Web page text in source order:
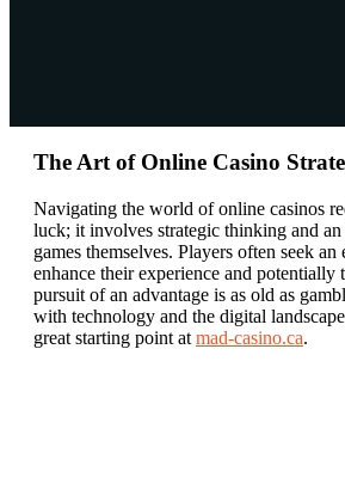
The Art of Online Casino
Navigating the world of online casinos
luck; it involves strategic thinking and
games themselves. Players often seek
enhance their experience and
pursuit of an advantage is as old as
with technology and the digital
great starting point at mad-casino.ca.